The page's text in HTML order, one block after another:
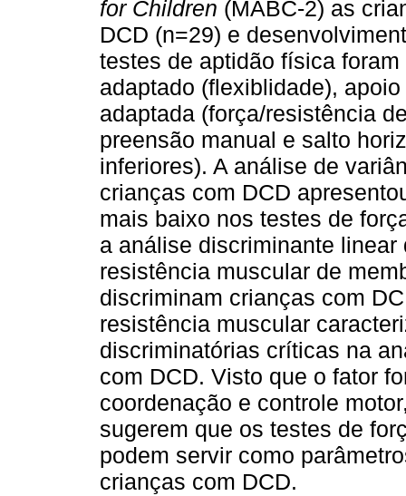
for Children (MABC-2) as
DCD (n=29) e
testes de aptidão física
adaptado (flexiblidade),
adaptada (força/resistência
preensão manual e salto
inferiores). A análise de
crianças com DCD
mais baixo nos testes de
a análise discriminante
resistência muscular de
discriminam crianças com
resistência muscular
discriminatórias críticas na
com DCD. Visto que o fator
coordenação e controle
sugerem que os testes de
podem servir como
crianças com DCD.